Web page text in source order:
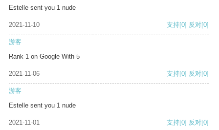
Estelle sent you 1 nude
2021-11-10 支持[0] 反对[0]
游客
Rank 1 on Google With 5
2021-11-06 支持[0] 反对[0]
游客
Estelle sent you 1 nude
2021-11-01 支持[0] 反对[0]